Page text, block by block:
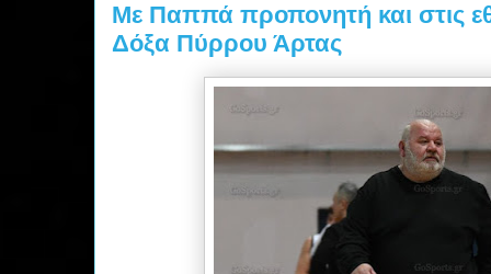
Με Παππά προπονητή και στις
Δόξα Πύρρου Άρτας